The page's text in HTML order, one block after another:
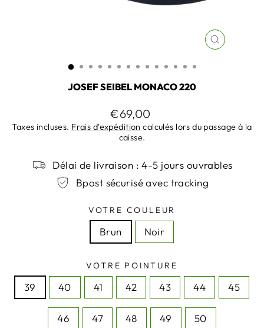
FERMER
JOSEF SEIBEL MONACO 220
Prix
régulier
€69,00
Taxes incluses. Frais d'expédition calculés lors du passage à la
caisse.
Délai de livraison : 4-5 jours ouvrables
Bpost sécurisé avec tracking
VOTRE COULEUR
Brun Noir
VOTRE POINTURE
39 40 41 42 43 44 45
46 47 48 49 50